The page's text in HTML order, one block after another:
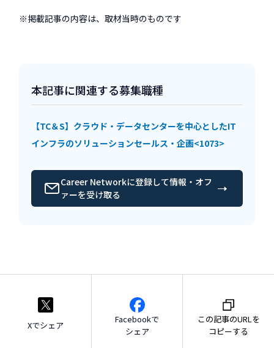
※掲載記事の内容は、取材当時のものです
本記事に関連する募集職種
【TC＆S】クラウド・データセンターを中心としたIT
インフラのソリューションセールス・企画<1073>
Career Networkに登録して情報・オフ
ァーを受け取る
Xでシェア
Facebookで
シェア
この記事のURLを
コピーする